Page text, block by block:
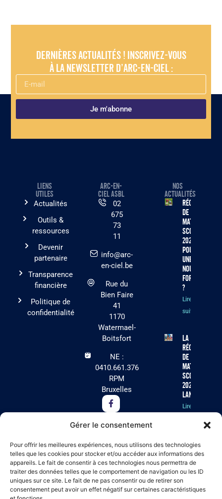
Gérer le consentement
Pour offrir les meilleures expériences, nous utilisons des technologies
telles que les cookies pour stocker et/ou accéder aux informations des
appareils. Le fait de consentir à ces technologies nous permettra de
traiter des données telles que le comportement de navigation ou les ID
uniques sur ce site. Le fait de ne pas consentir ou de retirer son
consentement peut avoir un effet négatif sur certaines caractéristiques
Dernières actualités ! Inscrivez-vous
à la newsletter d’Arc-en-Ciel :
Je m'abonne
LIENS
UTILES
Actualités
Outils &
ressources
Devenir
partenaire
Transparence
financière
Politique de
confidentialité
ARC-EN-
CIEL ASBL
02
675
73
11
info@arc-
en-ciel.be
Rue du
Bien Faire
41
1170
Watermael-
Boitsfort
NE :
0410.661.376
RPM
Bruxelles
NOS
ACTUALITÉS
Récolte
de
matériel
scolaire
2026 :
pourquoi
une
nouvelle
formule
?
Lire la
suite »
La
récolte
de
matériel
scolaire
2026 est
lancée !
Lire la
Cet été, Arc-
en-Ciel
recherche
des
volontaires
pour ses